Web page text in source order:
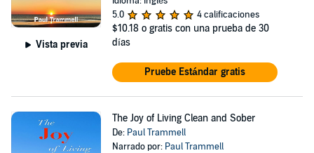
Vista previa
5.0
4 calificaciones
$10.18 o gratis con una prueba de 30
días
Pruebe Estándar gratis
The Joy of Living Clean and Sober
De: Paul Trammell
Narrado por: Paul Trammell